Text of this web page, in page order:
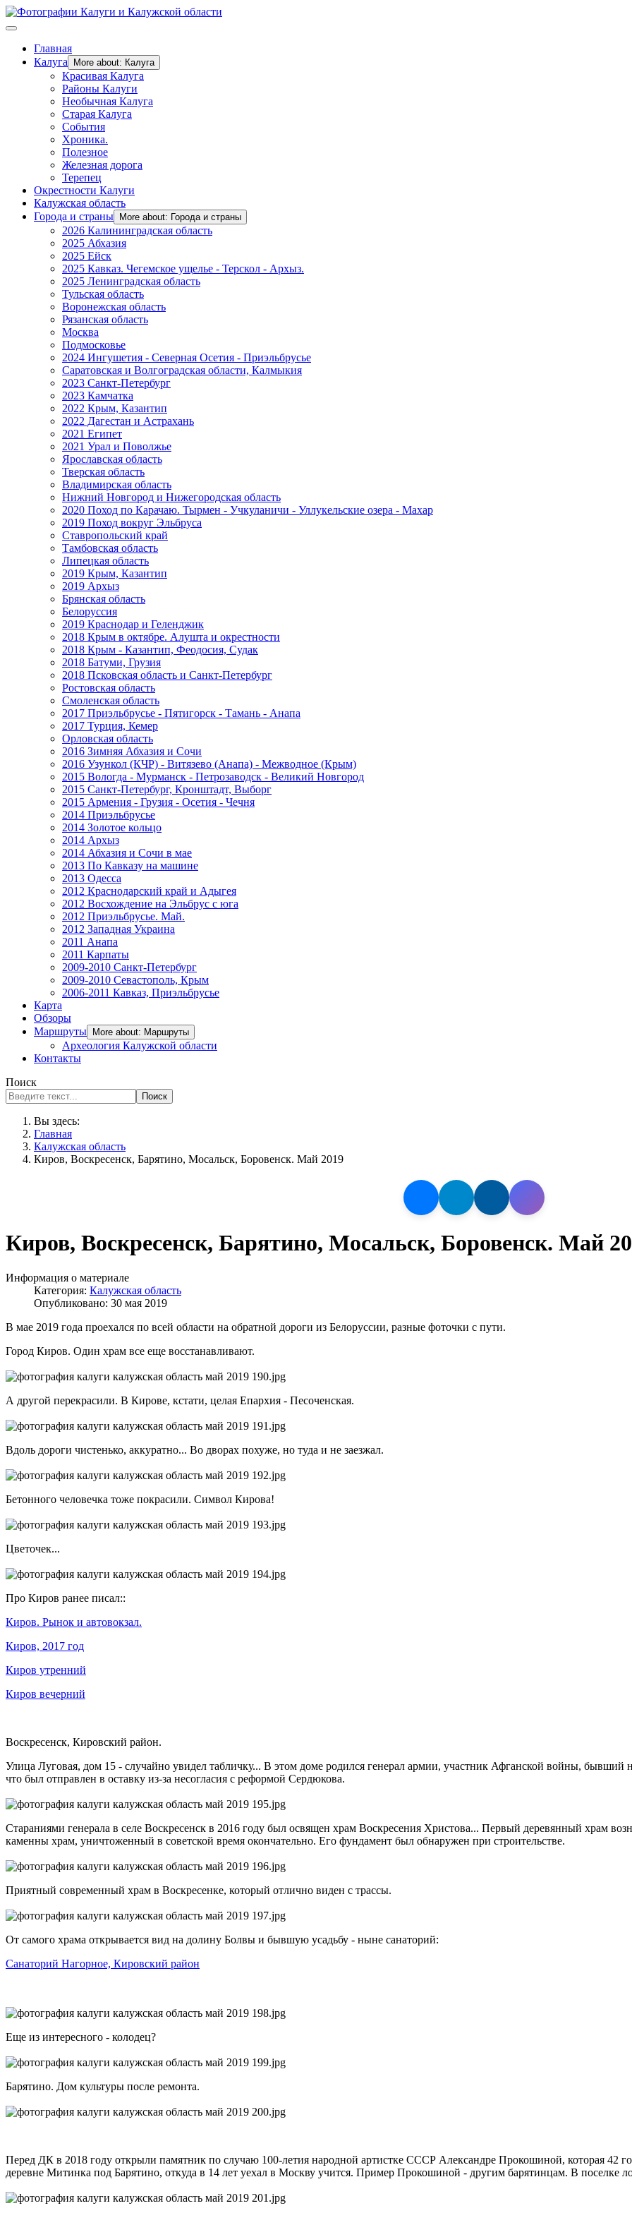
Главная
Калуга
More about: Калуга
Красивая Калуга
Районы Калуги
Необычная Калуга
Старая Калуга
События
Хроника.
Полезное
Железная дорога
Терепец
Окрестности Калуги
Калужская область
Города и страны
More about: Города и страны
2026 Калининградская область
2025 Абхазия
2025 Ейск
2025 Кавказ. Чегемское ущелье - Терскол - Архыз.
2025 Ленинградская область
Тульская область
Воронежская область
Рязанская область
Москва
Подмосковье
2024 Ингушетия - Северная Осетия - Приэльбрусье
Саратовская и Волгоградская области, Калмыкия
2023 Санкт-Петербург
2023 Камчатка
2022 Крым, Казантип
2022 Дагестан и Астрахань
2021 Египет
2021 Урал и Поволжье
Ярославская область
Тверская область
Владимирская область
Нижний Новгород и Нижегородская область
2020 Поход по Карачаю. Тырмен - Учкуланичи - Уллукельские озера - Махар
2019 Поход вокруг Эльбруса
Ставропольский край
Тамбовская область
Липецкая область
2019 Крым, Казантип
2019 Архыз
Брянская область
Белоруссия
2019 Краснодар и Геленджик
2018 Крым в октябре. Алушта и окрестности
2018 Крым - Казантип, Феодосия, Судак
2018 Батуми, Грузия
2018 Псковская область и Санкт-Петербург
Ростовская область
Смоленская область
2017 Приэльбрусье - Пятигорск - Тамань - Анапа
2017 Турция, Кемер
Орловская область
2016 Зимняя Абхазия и Сочи
2016 Узункол (КЧР) - Витязево (Анапа) - Межводное (Крым)
2015 Вологда - Мурманск - Петрозаводск - Великий Новгород
2015 Санкт-Петербург, Кронштадт, Выборг
2015 Армения - Грузия - Осетия - Чечня
2014 Приэльбрусье
2014 Золотое кольцо
2014 Архыз
2014 Абхазия и Сочи в мае
2013 По Кавказу на машине
2013 Одесса
2012 Краснодарский край и Адыгея
2012 Восхождение на Эльбрус с юга
2012 Приэльбрусье. Май.
2012 Западная Украина
2011 Анапа
2011 Карпаты
2009-2010 Санкт-Петербург
2009-2010 Севастополь, Крым
2006-2011 Кавказ, Приэльбрусье
Карта
Обзоры
Маршруты
More about: Маршруты
Археология Калужской области
Контакты
Поиск
Поиск
Вы здесь:
Главная
Калужская область
Киров, Воскресенск, Барятино, Мосальск, Боровенск. Май 2019
Киров, Воскресенск, Барятино, Мосальск, Боровенск. Май
Информация о материале
Категория: Калужская область
Опубликовано: 30 мая 2019
В мае 2019 года проехался по всей области на обратной дороги из Белоруссии, разные фоточки с пути.
Город Киров. Один храм все еще восстанавливают.
А другой перекрасили. В Кирове, кстати, целая Епархия - Песоченская.
Вдоль дороги чистенько, аккуратно... Во дворах похуже, но туда и не заезжал.
Бетонного человечка тоже покрасили. Символ Кирова!
Цветочек...
Про Киров ранее писал::
Киров. Рынок и автовокзал.
Киров, 2017 год
Киров утренний
Киров вечерний
Воскресенск, Кировский район.
Улица Луговая, дом 15 - случайно увидел табличку... В этом доме родился генерал армии, участник Афганской войны,
что был отправлен в оставку из-за несогласия с реформой Сердюкова.
Стараниями генерала в селе Воскресенск в 2016 году был освящен храм Воскресения Христова... Первый деревянный храм
каменны храм, уничтоженный в советской время окончательно. Его фундамент был обнаружен при строительстве.
Приятный современный храм в Воскресенке, который отлично виден с трассы.
От самого храма открывается вид на долину Болвы и бывшую усадьбу - ныне санаторий:
Санаторий Нагорное, Кировский район
Еще из интересного - колодец?
Барятино. Дом культуры после ремонта.
Перед ДК в 2018 году открыли памятник по случаю 100-летия народной артистке СССР Александре Прокошиной, которая 42
деревне Митинка под Барятино, откуда в 14 лет уехал в Москву учится. Пример Прокошиной - другим барятинцам. В поселке